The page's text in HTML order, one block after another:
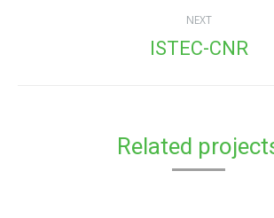
NEXT
Next
ISTEC-CNR
Related